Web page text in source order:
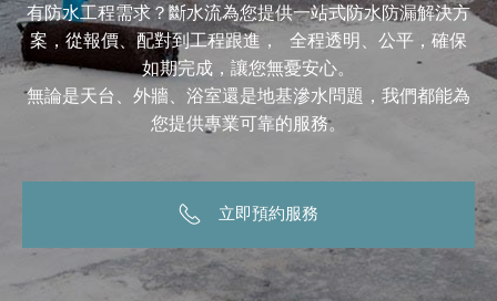
有防水工程需求？斷水流為您提供一站式防水防漏解決方
案，從報價、配對到工程跟進， 全程透明、公平，確保
如期完成，讓您無憂安心。
無論是天台、外牆、浴室還是地基滲水問題，我們都能為
您提供專業可靠的服務。
立即預約服務